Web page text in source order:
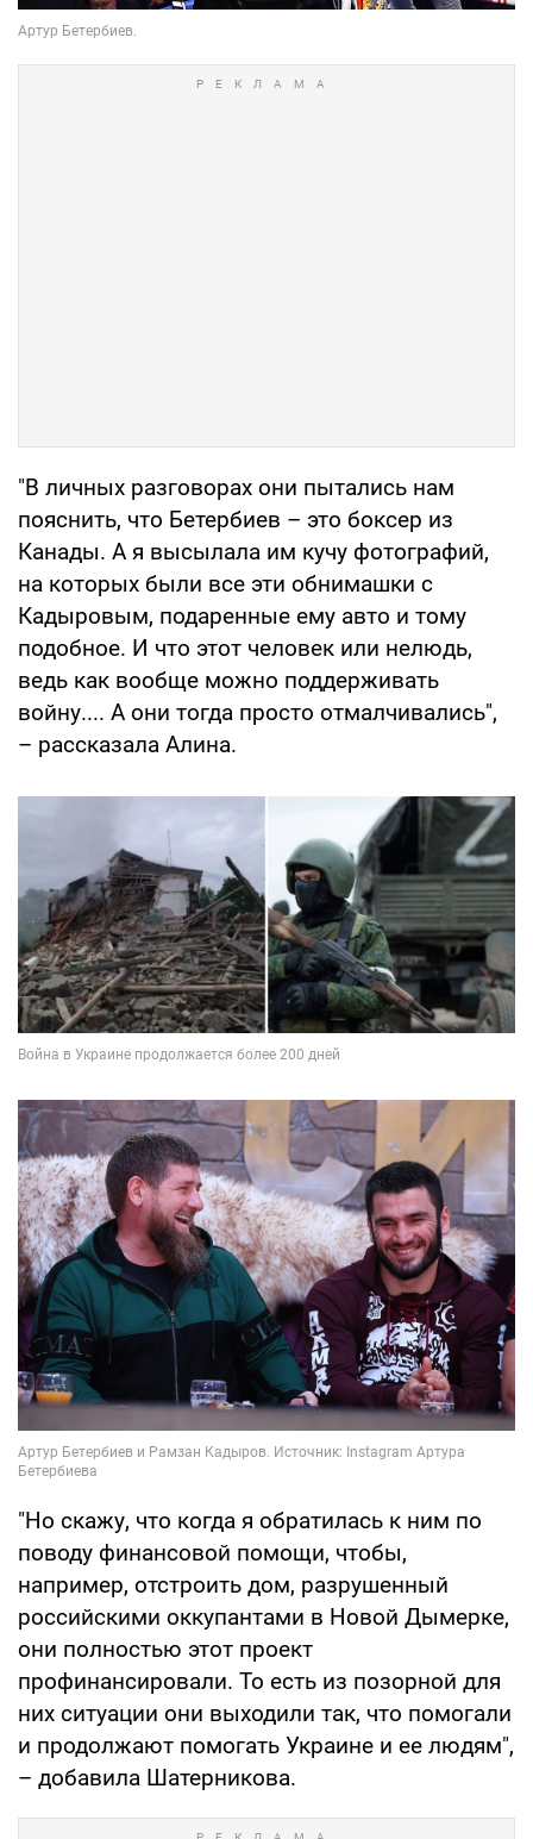
"В личных разговорах они пытались нам
пояснить, что Бетербиев – это боксер из
Канады. А я высылала им кучу фотографий,
на которых были все эти обнимашки с
Кадыровым, подаренные ему авто и тому
подобное. И что этот человек или нелюдь,
ведь как вообще можно поддерживать
войну.... А они тогда просто отмалчивались",
– рассказала Алина.
"Но скажу, что когда я обратилась к ним по
поводу финансовой помощи, чтобы,
например, отстроить дом, разрушенный
российскими оккупантами в Новой Дымерке,
они полностью этот проект
профинансировали. То есть из позорной для
них ситуации они выходили так, что помогали
и продолжают помогать Украине и ее людям",
– добавила Шатерникова.